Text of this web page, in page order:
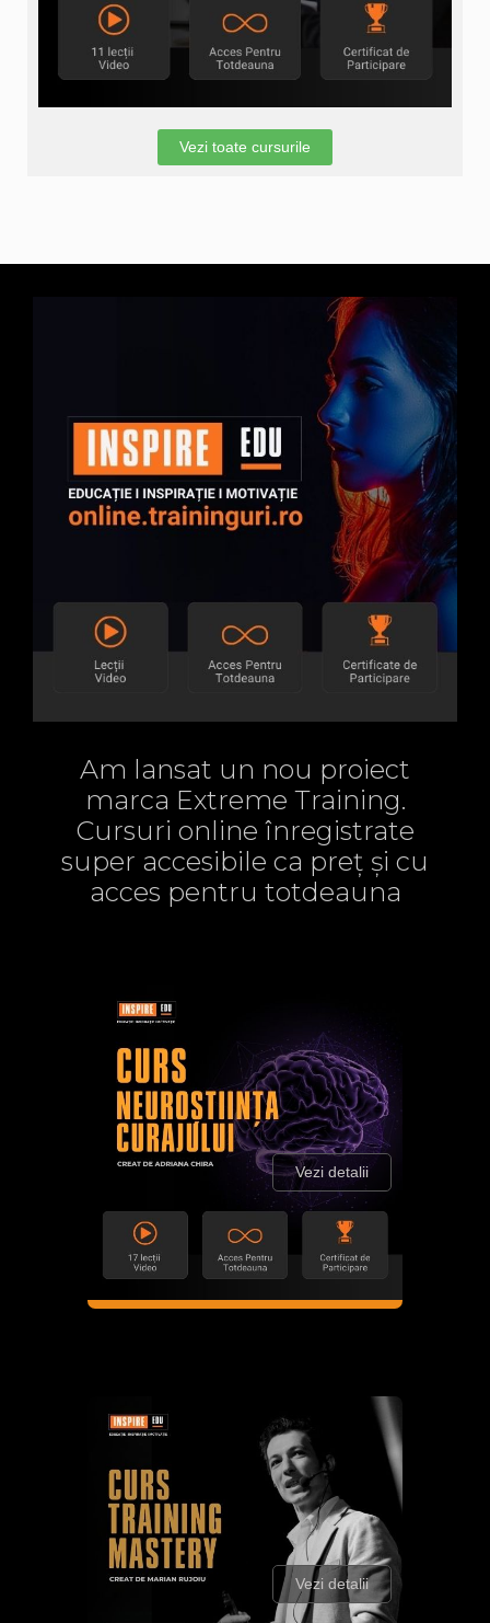
Vezi toate cursurile
Am lansat un nou proiect
marca Extreme Training.
Cursuri online înregistrate
super accesibile ca preț și cu
acces pentru totdeauna
Vezi detalii
Vezi detalii